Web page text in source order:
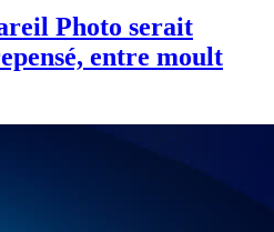
Photo serait
entre moult